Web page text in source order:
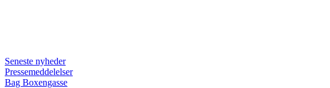
Seneste nyheder
Pressemeddelelser
Bag Boxengasse